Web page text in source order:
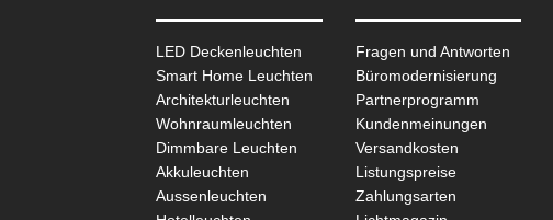
LED Deckenleuchten
Smart Home Leuchten
Architekturleuchten
Wohnraum­leuchten
Dimmbare Leuchten
Akkuleuchten
Aussen­leuchten
Fragen und Antworten
Büromodernisierung
Partnerprogramm
Kundenmeinungen
Versandkosten
Listungspreise
Zahlungsarten